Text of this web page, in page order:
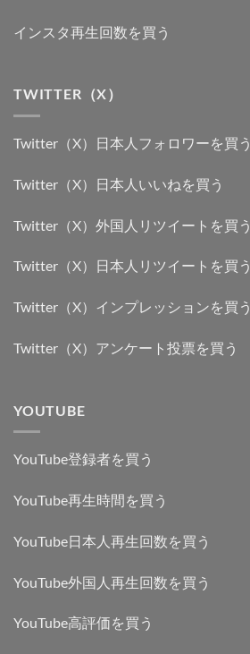
インスタ再生回数を買う
TWITTER（X）
Twitter（X）日本人フォロワーを買う
Twitter（X）日本人いいねを買う
Twitter（X）外国人リツイートを買う
Twitter（X）日本人リツイートを買う
Twitter（X）インプレッションを買う
Twitter（X）アンケート投票を買う
YOUTUBE
YouTube登録者を買う
YouTube再生時間を買う
YouTube日本人再生回数を買う
YouTube外国人再生回数を買う
YouTube高評価を買う